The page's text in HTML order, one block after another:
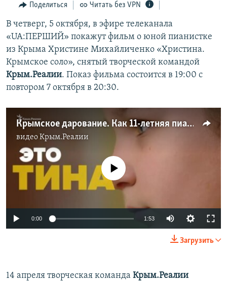
поискуИНФОГРАФИКА
ТЕЛЕПРОЕКТ КРЫМ.РЕАЛИИ
СОВЕТЫ ПРАВОЗАЩИТНИКОВ
ПРОПАВШИЕ БЕЗ ВЕСТИ
ПОБЕДИТЕЛЕЙ НЕ СУДЯТ?
ELIFBE
УКРАИНСКАЯ ПРОБЛЕМА КРЫМА
КАК ОБОЙТИ БЛОКИРОВКУ
Українською
Qırımtatar
ПРИСОЕДИНЯЙТЕСЬ!
Все сайты RFE/RL
Поделиться Читать без VPN
В четверг, 5 октября, в эфире телеканала
«UA:ПЕРШИЙ» покажут фильм о юной пианистке
из Крыма Христине Михайличенко «Христина.
Крымское соло», снятый творческой командой
Крым.Реалии. Показ фильма состоится в 19:00 с
повтором 7 октября в 20:30.
Крымское дарование. Как 11-летняя пианистка покоряет мир (видео)
видеоКрым.Реалии
No media source currently available
0:00 1:53
Загрузить
14 апреля творческая команда Крым.Реалии